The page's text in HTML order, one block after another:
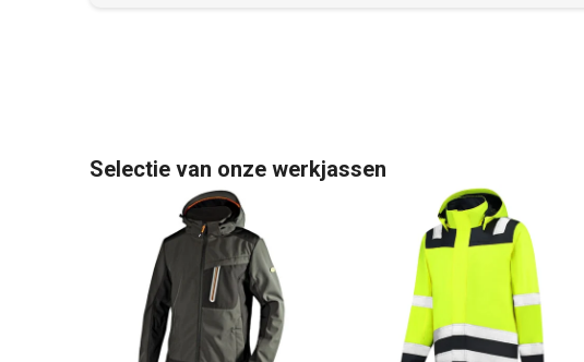
Selectie van onze werkjassen